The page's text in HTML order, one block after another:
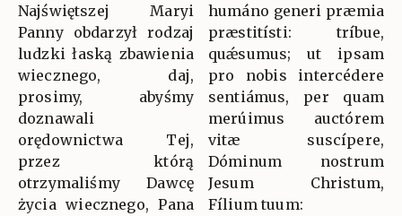
Najświętszej Maryi
Panny obdarzył rodzaj
ludzki łaską zbawienia
wiecznego, daj,
prosimy, abyśmy
doznawali
orędownictwa Tej,
przez którą
otrzymaliśmy Dawcę
życia wiecznego, Pana
humáno generi præmia
præstitísti: tríbue,
quǽsumus; ut ipsam
pro nobis intercédere
sentiámus, per quam
merúimus auctórem
vitæ suscípere,
Dóminum nostrum
Jesum Christum,
Fílium tuum: